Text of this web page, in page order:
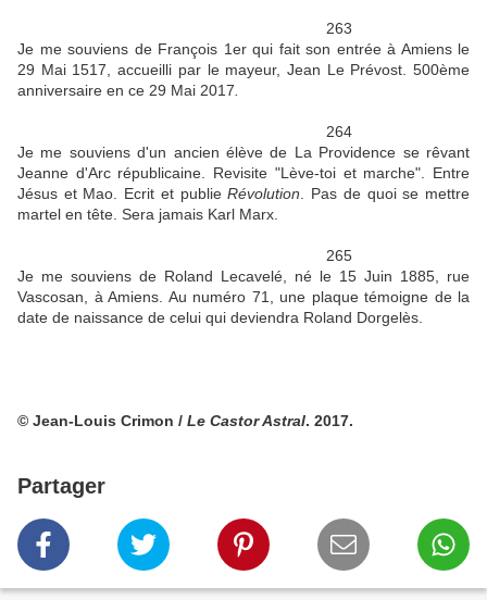
263
Je me souviens de François 1er qui fait son entrée à Amiens le
29 Mai 1517, accueilli par le mayeur, Jean Le Prévost. 500ème
anniversaire en ce 29 Mai 2017
264
Je me souviens d'un ancien élève de La Providence se rêvant
Jeanne d'Arc républicaine. Revisite "Lève-toi et marche". Entre
Jésus et Mao. Ecrit et publieRévolution . Pas de quoi se mettre
martel en tête. Sera jamais Karl Marx.
265
Je me souviens de Roland Lecavelé, né le 15 Juin 1885, rue
Vascosan, à Amiens. Au numéro 71, une plaque témoigne de la
date de naissance de celui qui deviendra Roland Dorgelès.
© Jean-Louis Crimon / Le Castor Astral. 2017.
Partager